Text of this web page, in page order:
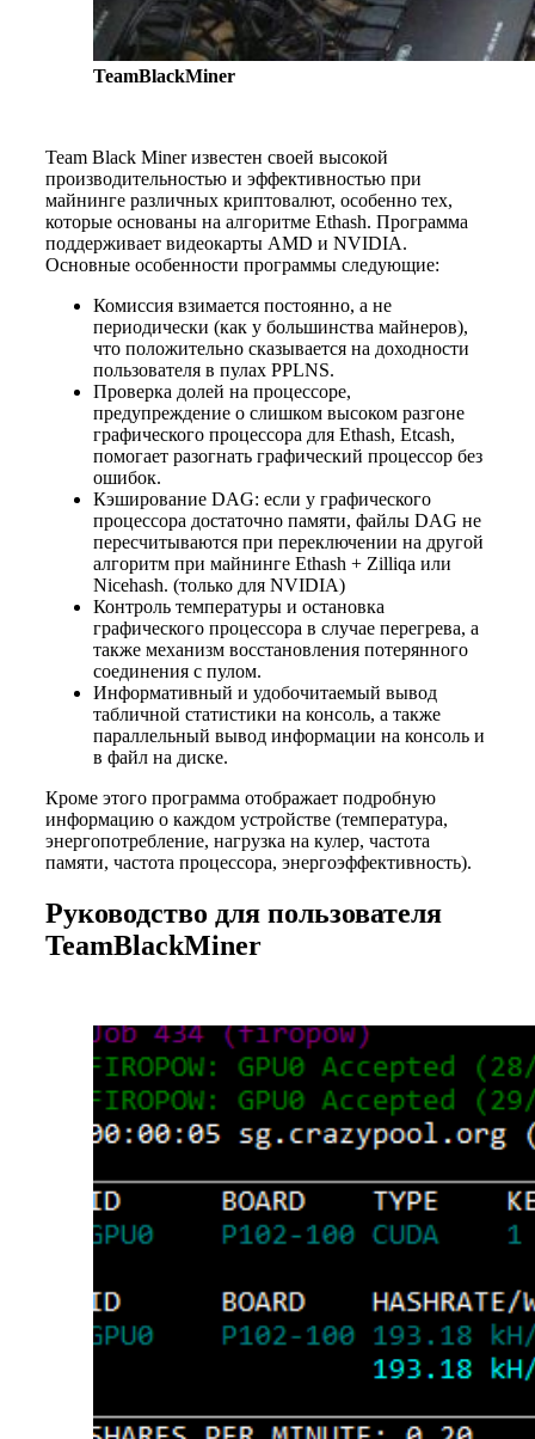
TeamBlackMiner
Team Black Miner известен своей высокой
производительностью и эффективностью при
майнинге различных криптовалют, особенно тех,
которые основаны на алгоритме Ethash. Программа
поддерживает видеокарты AMD и NVIDIA.
Основные особенности программы следующие:
Комиссия взимается постоянно, а не
периодически (как у большинства майнеров),
что положительно сказывается на доходности
пользователя в пулах PPLNS.
Проверка долей на процессоре,
предупреждение о слишком высоком разгоне
графического процессора для Ethash, Etcash,
помогает разогнать графический процессор без
ошибок.
Кэширование DAG: если у графического
процессора достаточно памяти, файлы DAG не
пересчитываются при переключении на другой
алгоритм при майнинге Ethash + Zilliqa или
Nicehash. (только для NVIDIA)
Контроль температуры и остановка
графического процессора в случае перегрева, а
также механизм восстановления потерянного
соединения с пулом.
Информативный и удобочитаемый вывод
табличной статистики на консоль, а также
параллельный вывод информации на консоль и
в файл на диске.
Кроме этого программа отображает подробную
информацию о каждом устройстве (температура,
энергопотребление, нагрузка на кулер, частота
памяти, частота процессора, энергоэффективность).
Руководство для пользователя
TeamBlackMiner